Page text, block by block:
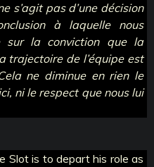
s’agit pas d’une décision
à laquelle nous
sur la conviction que la
trajectoire de l’équipe est
ne diminue en rien le
ni le respect que nous lui
Slot is to depart his role as